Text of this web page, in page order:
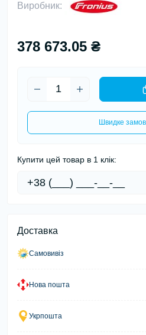
Виробник:
378 673.05 ₴
Швидке
Купити цей товар в 1 клік:
Доставка
Самовивіз
Нова пошта
Укрпошта